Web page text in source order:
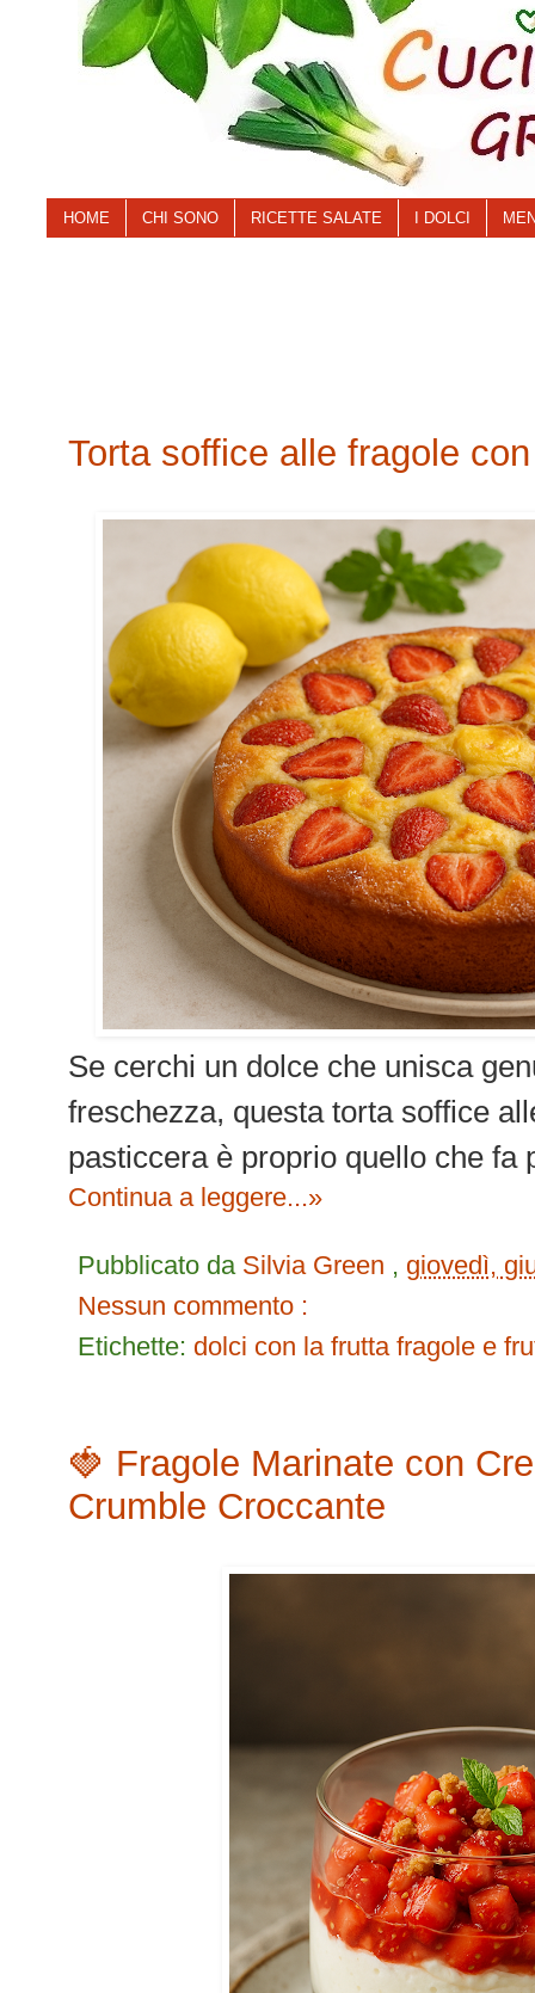
HOME CHI SONO RICETTE SALATE I DOLCI
Torta soffice alle fragole
Se cerchi un dolce che unisca
freschezza, questa torta soffice
pasticcera è proprio quello che fa
Continua a leggere...»
Pubblicato da Silvia Green , giovedì,
Nessun commento :
Etichette: dolci con la frutta fragole e
🍓 Fragole Marinate con
Crumble Croccante